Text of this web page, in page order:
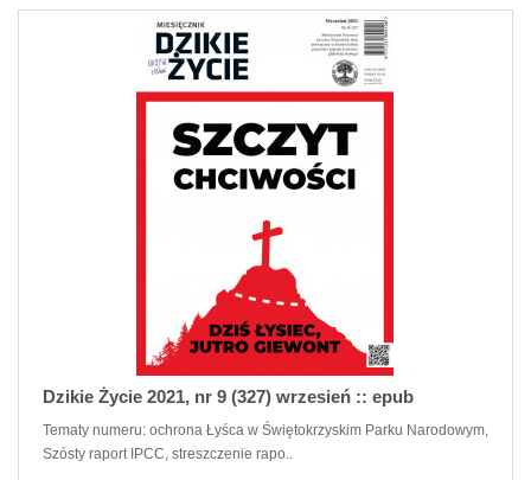
Dzikie Życie 2021, nr 9 (327) wrzesień :: epub
Tematy numeru: ochrona Łyśca w Świętokrzyskim Parku Narodowym,
Szósty raport IPCC, streszczenie rapo..